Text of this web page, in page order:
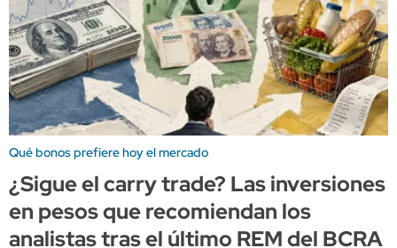
Qué bonos prefiere hoy el mercado
¿Sigue el carry trade? Las inversiones
en pesos que recomiendan los
analistas tras el último REM del BCRA